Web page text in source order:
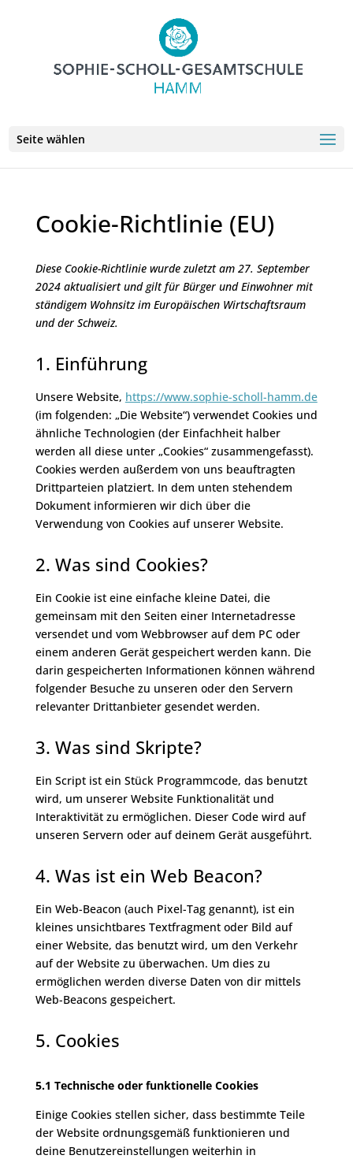
Seite wählen
Cookie-Richtlinie (EU)
Diese Cookie-Richtlinie wurde zuletzt am 27. September
2024 aktualisiert und gilt für Bürger und Einwohner mit
ständigem Wohnsitz im Europäischen Wirtschaftsraum
und der Schweiz.
1. Einführung
Unsere Website, https://www.sophie-scholl-hamm.de
(im folgenden: „Die Website“) verwendet Cookies und
ähnliche Technologien (der Einfachheit halber
werden all diese unter „Cookies“ zusammengefasst).
Cookies werden außerdem von uns beauftragten
Drittparteien platziert. In dem unten stehendem
Dokument informieren wir dich über die
Verwendung von Cookies auf unserer Website.
2. Was sind Cookies?
Ein Cookie ist eine einfache kleine Datei, die
gemeinsam mit den Seiten einer Internetadresse
versendet und vom Webbrowser auf dem PC oder
einem anderen Gerät gespeichert werden kann. Die
darin gespeicherten Informationen können während
folgender Besuche zu unseren oder den Servern
relevanter Drittanbieter gesendet werden.
3. Was sind Skripte?
Ein Script ist ein Stück Programmcode, das benutzt
wird, um unserer Website Funktionalität und
Interaktivität zu ermöglichen. Dieser Code wird auf
unseren Servern oder auf deinem Gerät ausgeführt.
4. Was ist ein Web Beacon?
Ein Web-Beacon (auch Pixel-Tag genannt), ist ein
kleines unsichtbares Textfragment oder Bild auf
einer Website, das benutzt wird, um den Verkehr
auf der Website zu überwachen. Um dies zu
ermöglichen werden diverse Daten von dir mittels
Web-Beacons gespeichert.
5. Cookies
5.1 Technische oder funktionelle Cookies
Einige Cookies stellen sicher, dass bestimmte Teile
der Website ordnungsgemäß funktionieren und
deine Benutzereinstellungen weiterhin in